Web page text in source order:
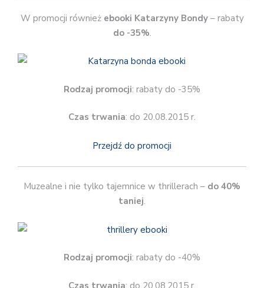
W promocji równieżebooki Katarzyny Bondy– rabaty
do -35%.
Rodzaj promocji: rabaty do -35%
Czas trwania: do 20.08.2015 r.
Przejdź do promocji
Muzealne i nie tylko tajemnice w thrillerach – do 40%
taniej.
Rodzaj promocji: rabaty do -40%
Czas trwania: do 20.08.2015 r.